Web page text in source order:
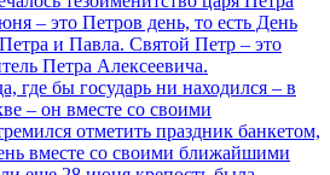
– это Петров день, то есть День
и Павла. Святой Петр – это
Петра Алексеевича.
где бы государь ни находился – в
– он вместе со своими
отметить праздник банкетом,
вместе со своими ближайшими